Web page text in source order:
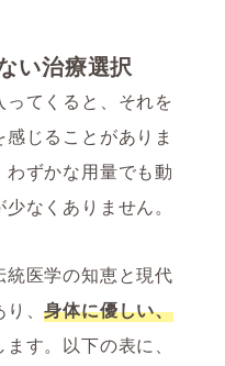
い治療選択
てくると、それを
じることがありま
ずかな用量でも動
なくありません。
医学の知恵と現代
り、身体に優しい、
す。以下の表に、